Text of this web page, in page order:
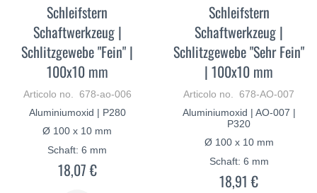
Schleifstern
Schaftwerkzeug |
Schlitzgewebe "Fein" |
100x10 mm
Articolo no. 678-ao-006
Aluminiumoxid | P280
Ø 100 x 10 mm
Schaft: 6 mm
18,07 €
Schleifstern
Schaftwerkzeug |
Schlitzgewebe "Sehr Fein"
| 100x10 mm
Articolo no. 678-AO-007
Aluminiumoxid | AO-007 |
P320
Ø 100 x 10 mm
Schaft: 6 mm
18,91 €